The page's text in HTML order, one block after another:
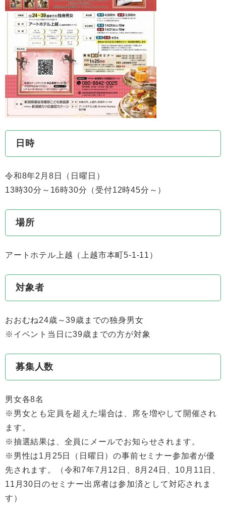
日時
令和8年2月8日（日曜日）
13時30分～16時30分（受付12時45分～）
場所
アートホテル上越（上越市本町5-1-11）
対象者
おおむね24歳～39歳までの独身男女
※イベント当日に39歳までの方が対象
募集人数
男女各8名
※男女とも定員を超えた場合は、席を増やして開催され
ます。
※抽選結果は、全員にメールでお知らせされます。
※男性は1月25日（日曜日）の事前セミナー参加者が優
先されます。（令和7年7月12日、8月24日、10月11日、
11月30日のセミナー出席者は参加済として対応されま
す）